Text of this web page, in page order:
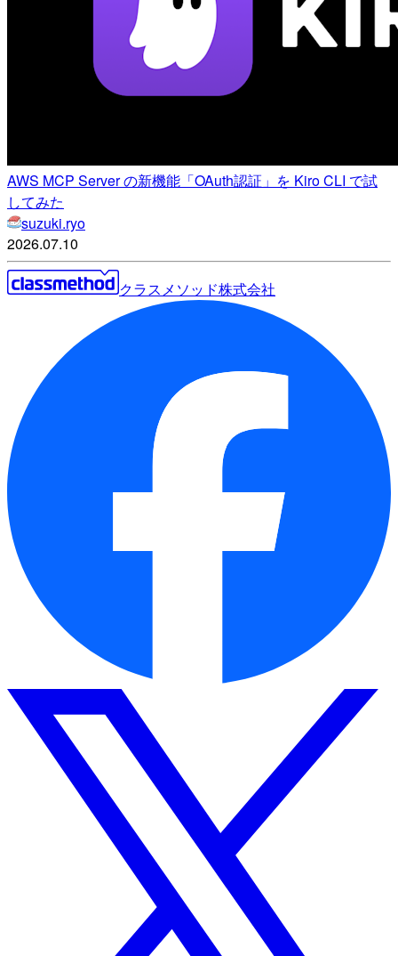
AWS MCP Server の新機能「OAuth認証」を Kiro CLI で試
してみた
suzuki.ryo
2026.07.10
クラスメソッド株式会社